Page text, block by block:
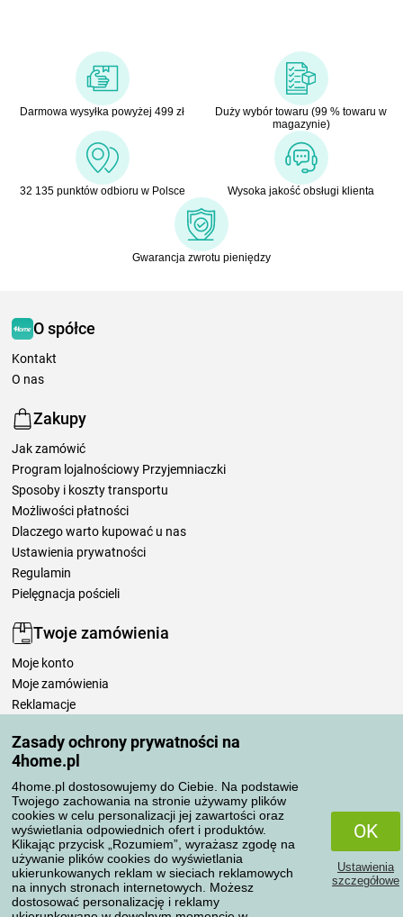
Zasady ochrony prywatności na
4home.pl
4home.pl dostosowujemy do Ciebie. Na podstawie
Twojego zachowania na stronie używamy plików
cookies w celu personalizacji jej zawartości oraz
wyświetlania odpowiednich ofert i produktów.
Klikając przycisk „Rozumiem”, wyrażasz zgodę na
używanie plików cookies do wyświetlania
ukierunkowanych reklam w sieciach reklamowych
na innych stronach internetowych. Możesz
dostosować personalizację i reklamy
OK
Ustawienia
szczegółowe
Darmowa wysyłka powyżej 499 zł
Duży wybór towaru (99 % towaru w
magazynie)
32 135 punktów odbioru w Polsce Wysoka jakość obsługi klienta
Gwarancja zwrotu pieniędzy
O spółce
Kontakt
O nas
Zakupy
Jak zamówić
Program lojalnościowy Przyjemniaczki
Sposoby i koszty transportu
Możliwości płatności
Dlaczego warto kupować u nas
Ustawienia prywatności
Regulamin
Pielęgnacja pościeli
Twoje zamówienia
Moje konto
Moje zamówienia
Reklamacje
Zasady przetwarzania recenzji
Sposoby transportu
Metody płatności